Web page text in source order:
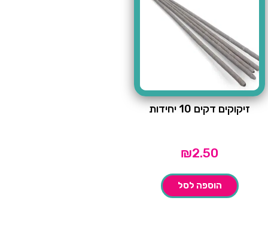
זיקוקים דקים 10 יחידות
₪2.50
הוספה לסל